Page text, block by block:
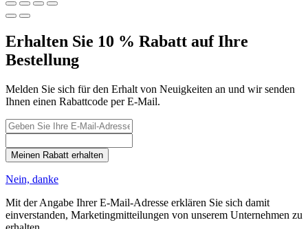
Erhalten Sie 10 % Rabatt auf Ihre
Bestellung
Melden Sie sich für den Erhalt von Neuigkeiten an und wir senden
Ihnen einen Rabattcode per E-Mail.
Meinen Rabatt erhalten
Nein, danke
Mit der Angabe Ihrer E-Mail-Adresse erklären Sie sich damit
einverstanden, Marketingmitteilungen von unserem Unternehmen zu